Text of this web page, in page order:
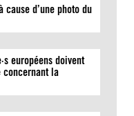
d’une photo du
européens doivent
la